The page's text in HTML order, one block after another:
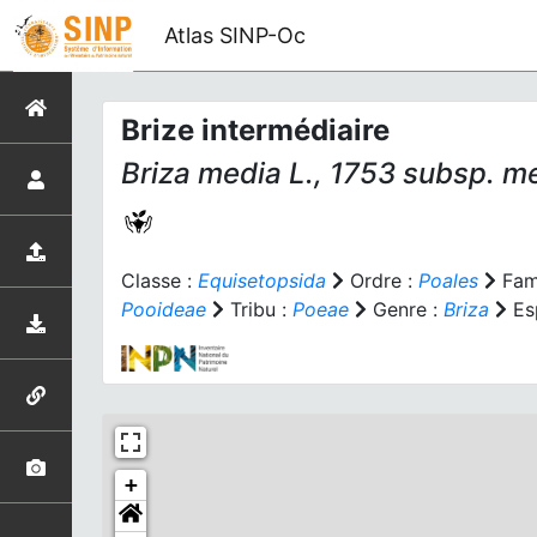
Atlas SINP-Oc
Brize intermédiaire
Briza media L., 1753 subsp.
Classe : Equisetopsida Ordre : Poales
Pooideae
Tribu : Poeae Genre : Briza
+